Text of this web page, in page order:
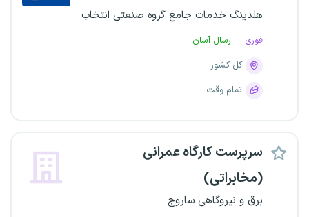
هلدینگ خدمات جامع گروه صنعتی انتخاب
فوری
ارسال آسان
کل کشور
تمام وقت
سرپرست کارگاه عمرانی
(مخابراتی)
برق و نیروگاهی ساروج